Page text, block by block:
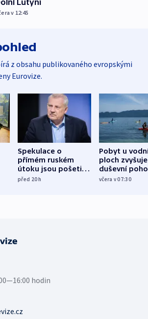
Lutyni
v 12:45
z obsahu publikovaného evropskými
Eurovize.
Spekulace o
přímém ruském
útoku jsou pošetilé,
míní estonský
před 20h
Pobyt u
ploch zvyšuje
duševní
ukázala
včera v 07:30
hodin